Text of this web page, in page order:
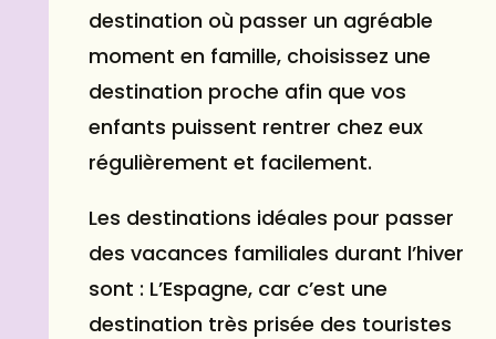
destination où passer un agréable
moment en famille, choisissez une
destination proche afin que vos
enfants puissent rentrer chez eux
régulièrement et facilement.
Les destinations idéales pour passer
des vacances familiales durant l’hiver
sont : L’Espagne, car c’est une
destination très prisée des touristes